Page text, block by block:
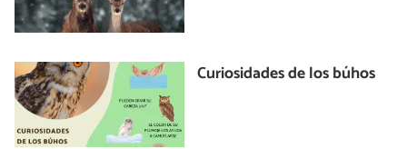
Curiosidades de los búhos